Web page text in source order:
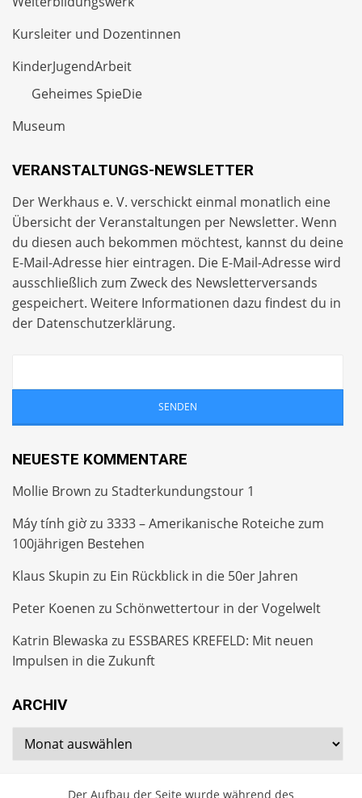
Kursleiter und Dozentinnen
KinderJugendArbeit
Geheimes SpieDie
Museum
VERANSTALTUNGS-NEWSLETTER
Der Werkhaus e. V. verschickt einmal monatlich eine
Übersicht der Veranstaltungen per Newsletter. Wenn
du diesen auch bekommen möchtest, kannst du deine
E-Mail-Adresse hier eintragen. Die E-Mail-Adresse wird
ausschließlich zum Zweck des Newsletterversands
gespeichert. Weitere Informationen dazu findest du in
der Datenschutzerklärung.
NEUESTE KOMMENTARE
Mollie Brown zu Stadterkundungstour 1
Máy tính giờzu 3333 – Amerikanische Roteiche zum
100jährigen Bestehen
Klaus Skupin zu Ein Rückblick in die 50er Jahren
Peter Koenen zu Schönwettertour in der Vogelwelt
Katrin Blewaska zu ESSBARES KREFELD: Mit neuen
Impulsen in die Zukunft
ARCHIV
Archiv
Der Aufbau der Seite wurde während des